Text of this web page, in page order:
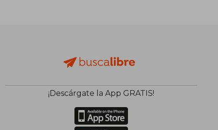
¡Descárgate la App GRATIS!